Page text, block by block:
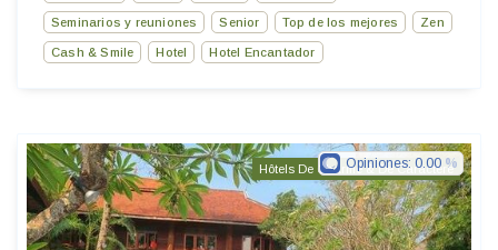
Seminarios y reuniones Senior Top de los mejores Zen
Cash & Smile Hotel Hotel Encantador
Hôtels De Charme & De Caractère
Opiniones: 0.00